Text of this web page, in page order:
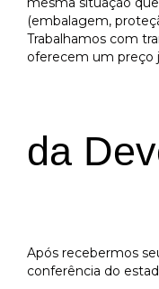
(embalagem,
Trabalhamos com
oferecem um preço
da
Após recebermos
conferência do